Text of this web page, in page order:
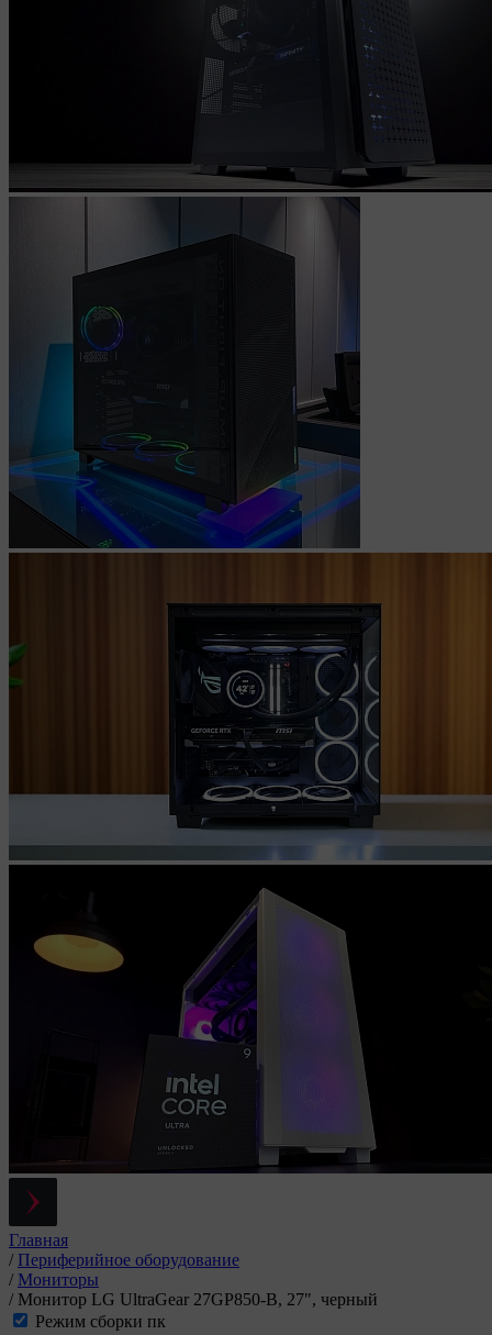
Главная
/ Периферийное оборудование
/ Мониторы
/ Монитор LG UltraGear 27GP850-B, 27", черный
Режим сборки пк